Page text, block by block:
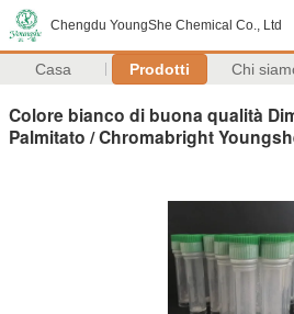
Chengdu YoungShe Chemical Co., Ltd
Casa Prodotti Chi
Colore bianco di buona qualità
Palmitato / Chromabright